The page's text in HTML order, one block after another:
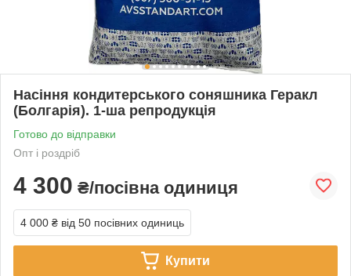
Насіння кондитерського соняшника Геракл
(Болгарія). 1-ша репродукція
Готово до відправки
Опт і роздріб
4 300 ₴/посівна одиниця
4 000 ₴ від 50 посівних одиниць
Купити